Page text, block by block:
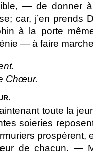
— de donner
car, j’en prends
à la porte
— à faire
Chœur.
toute la
soieries
prospèrent,
de chacun. —